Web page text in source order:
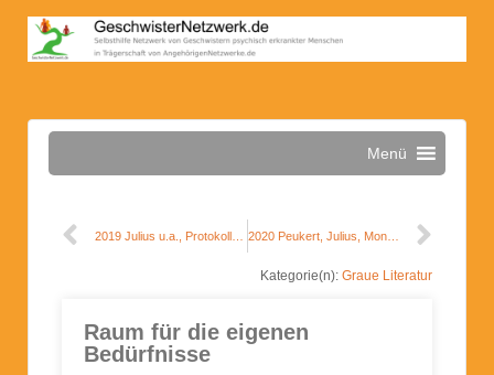
Menü
2019 Julius u.a., Protokoll Seminar Hamburg 2020 Peukert, Julius, Monographie, Auszug Vererbungsangst
Kategorie(n): Graue Literatur
Raum für die eigenen
Bedürfnisse